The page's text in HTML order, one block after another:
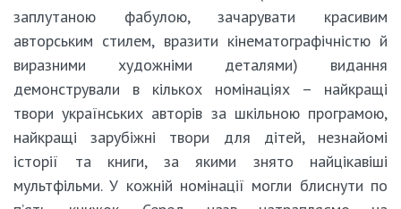
заплутаною фабулою, зачарувати красивим
авторським стилем, вразити кінематографічністю й
виразними художніми деталями) видання
демонстрували в кількох номінаціях – найкращі
твори українських авторів за шкільною програмою,
найкращі зарубіжні твори для дітей, незнайомі
історії та книги, за якими знято найцікавіші
мультфільми. У кожній номінації могли блиснути по